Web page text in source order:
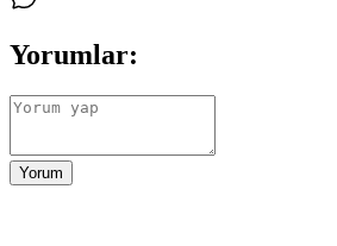
Yorumlar:
Yorum